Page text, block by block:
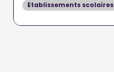
Etablissements scolaires